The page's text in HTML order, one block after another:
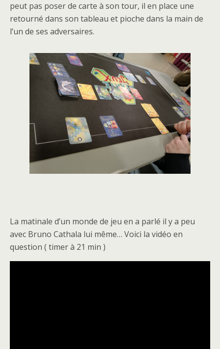
peut pas poser de carte à son tour, il en place une
retourné dans son tableau et pioche dans la main de
l’un de ses adversaires.
La matinale d’un monde de jeu en a parlé il y a peu
avec Bruno Cathala lui même… Voici la vidéo en
question ( timer à 21 min )